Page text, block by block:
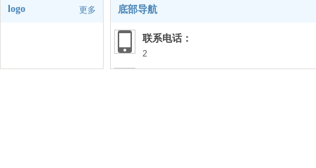
logo 更多 底部导航
联系电话：
2